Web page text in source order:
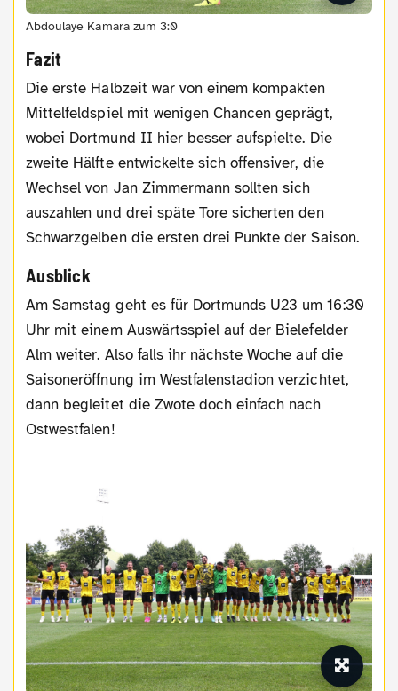
Abdoulaye Kamara zum 3:0
Fazit
Die erste Halbzeit war von einem kompakten
Mittelfeldspiel mit wenigen Chancen geprägt,
wobei Dortmund II hier besser aufspielte. Die
zweite Hälfte entwickelte sich offensiver, die
Wechsel von Jan Zimmermann sollten sich
auszahlen und drei späte Tore sicherten den
Schwarzgelben die ersten drei Punkte der Saison.
Ausblick
Am Samstag geht es für Dortmunds U23 um 16:30
Uhr mit einem Auswärtsspiel auf der Bielefelder
Alm weiter. Also falls ihr nächste Woche auf die
Saisoneröffnung im Westfalenstadion verzichtet,
dann begleitet die Zwote doch einfach nach
Ostwestfalen!